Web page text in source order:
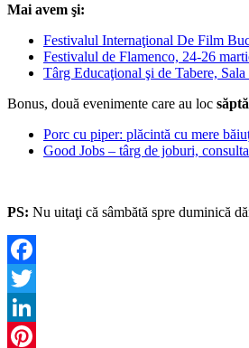
Mai avem şi:
Festivalul Internaţional De Film
Festivalul de Flamenco, 24-26
Târg Educaţional şi de Tabere,
Bonus, două evenimente care au loc
Porc cu piper: plăcintă cu mere
Good Jobs – târg de joburi,
PS: Nu uitaţi că sâmbătă spre duminică
Facebook
Twitter
LinkedIn